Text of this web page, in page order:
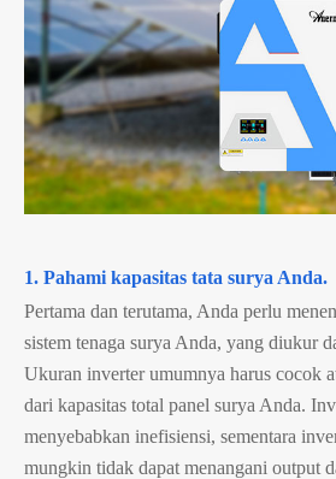
1. Pahami kapasitas tata surya Anda.
Pertama dan terutama, Anda perlu
sistem tenaga surya Anda, yang diukur
Ukuran inverter umumnya harus cocok
dari kapasitas total panel surya Anda.
menyebabkan inefisiensi, sementara
mungkin tidak dapat menangani output